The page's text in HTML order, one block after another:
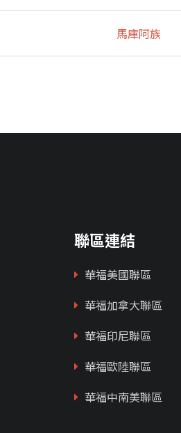
馬庫阿族
聯區連結
華福美國聯區
華福加拿大聯區
華福印尼聯區
華福歐陸聯區
華福中南美聯區